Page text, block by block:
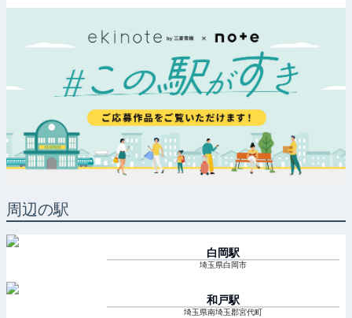
周辺の駅
白岡駅
埼玉県白岡市
和戸駅
埼玉県南埼玉郡宮代町